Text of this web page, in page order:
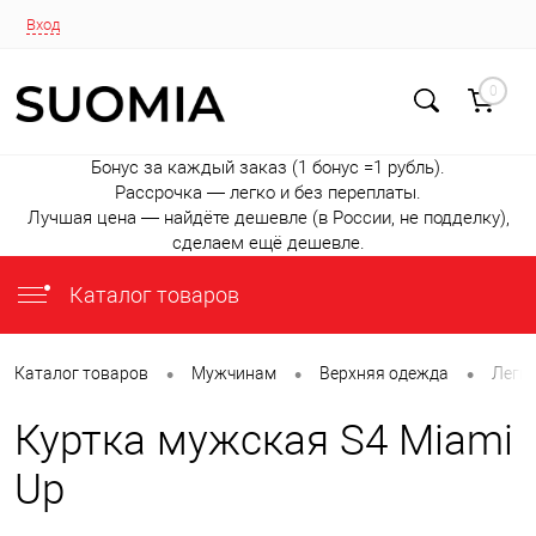
Вход
0
Бонус за каждый заказ (1 бонус =1 рубль).
Рассрочка — легко и без переплаты.
Лучшая цена — найдёте дешевле (в России, не подделку),
сделаем ещё дешевле.
Каталог товаров
Каталог товаров • Мужчинам • Верхняя одежда •
Куртка мужская S4 Miami
Up